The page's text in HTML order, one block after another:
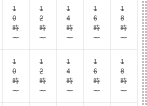
1
0
時
～
1
2
時
～
1
4
時
～
1
6
時
～
1
8
時
～
1
0
時
～
1
2
時
～
1
4
時
～
1
6
時
～
1
8
時
～